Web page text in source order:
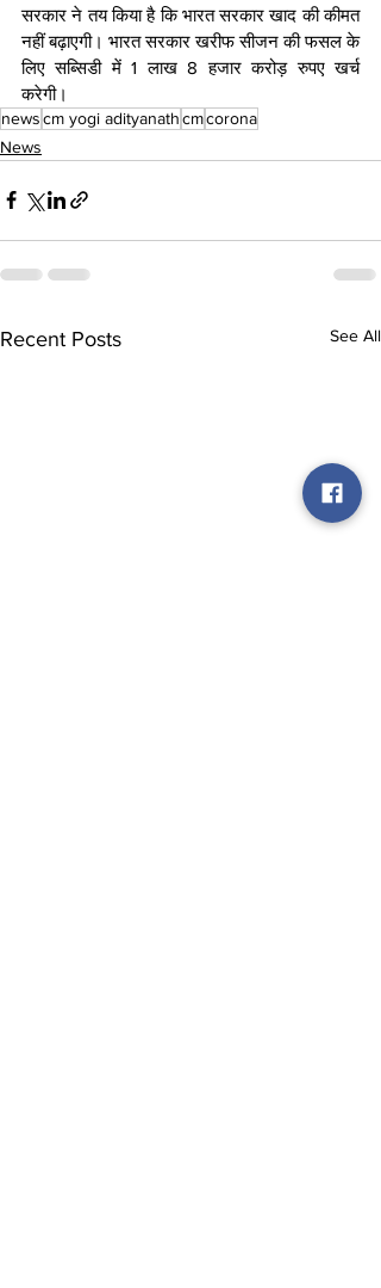
सरकार ने तय किया है कि भारत सरकार खाद की कीमत
नहीं बढ़ाएगी। भारत सरकार खरीफ सीजन की फसल के
लिए सब्सिडी में 1 लाख 8 हजार करोड़ रुपए खर्च
करेगी।
newscm yogi adityanathcmcorona
News
Recent Posts See All